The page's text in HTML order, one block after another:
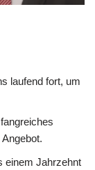
laufend fort, um
einem Jahrzehnt